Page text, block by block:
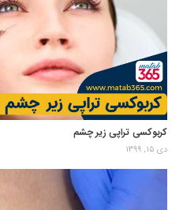
کربوکسی تراپی زیر چشم
دی ۱۵, ۱۳۹۹